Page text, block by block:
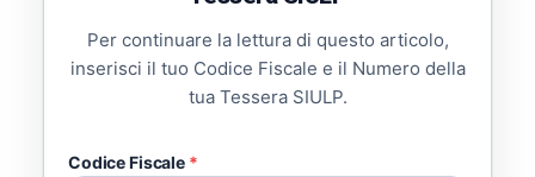
Per continuare la lettura di questo articolo,
inserisci il tuo Codice Fiscale e il Numero della
tua Tessera SIULP.
Codice Fiscale *